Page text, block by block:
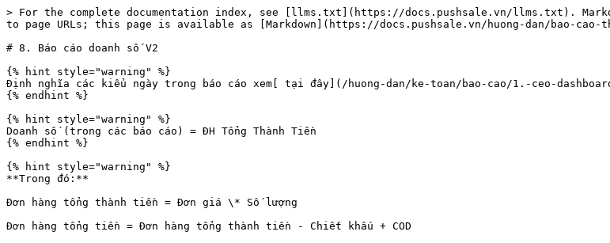
> For the complete documentation index, see [llms.txt](https://docs.pushsale.vn/llms.txt).
to page URLs; this page is available as [Markdown](https://docs.pushsale.vn/huong-dan/bao-cao-
# 8. Báo cáo doanh số V2
{% hint style="warning" %}
Định nghĩa các kiểu ngày trong báo cáo xem[ tại đây](/huong-dan/ke-toan/bao-cao/1.-ceo-
{% endhint %}
{% hint style="warning" %}
Doanh số (trong các báo cáo) = ĐH Tổng Thành Tiền
{% endhint %}
{% hint style="warning" %}
**Trong đó:**
Đơn hàng tổng thành tiền = Đơn giá \* Số lượng
Đơn hàng tổng tiền = Đơn hàng tổng thành tiền - Chiết khấu + COD